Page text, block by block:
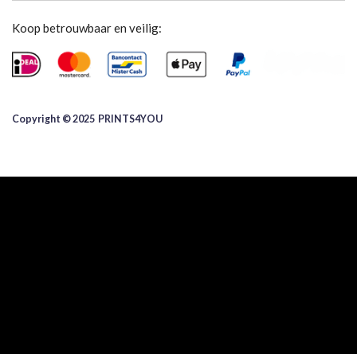
Koop betrouwbaar en veilig:
Copyright © 2025 ​PRINTS4YOU